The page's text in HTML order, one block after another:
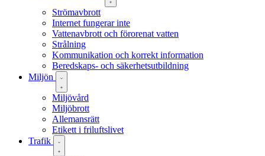
Strömavbrott
Internet fungerar inte
Vattenavbrott och förorenat vatten
Strålning
Kommunikation och korrekt information
Beredskaps- och säkerhetsutbildning
Miljön
Miljövård
Miljöbrott
Allemansrätt
Etikett i friluftslivet
Trafik